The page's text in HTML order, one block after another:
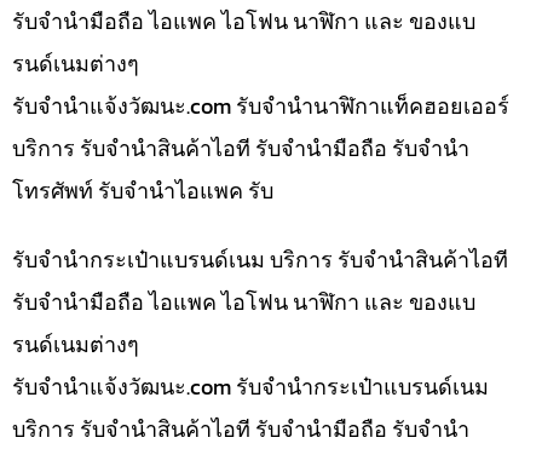
รับจำนำมือถือ ไอแพค ไอโฟน นาฬิกา และ ของแบ
รนด์เนมต่างๆ
รับจํานําแจ้งวัฒนะ.com รับจำนำนาฬิกาแท็คฮอยเออร์
บริการ รับจำนำสินค้าไอที รับจำนำมือถือ รับจำนำ
โทรศัพท์ รับจำนำไอแพค รับ
รับจำนำกระเป๋าแบรนด์เนม บริการ รับจำนำสินค้าไอที
รับจำนำมือถือ ไอแพค ไอโฟน นาฬิกา และ ของแบ
รนด์เนมต่างๆ
รับจํานําแจ้งวัฒนะ.com รับจำนำกระเป๋าแบรนด์เนม
บริการ รับจำนำสินค้าไอที รับจำนำมือถือ รับจำนำ